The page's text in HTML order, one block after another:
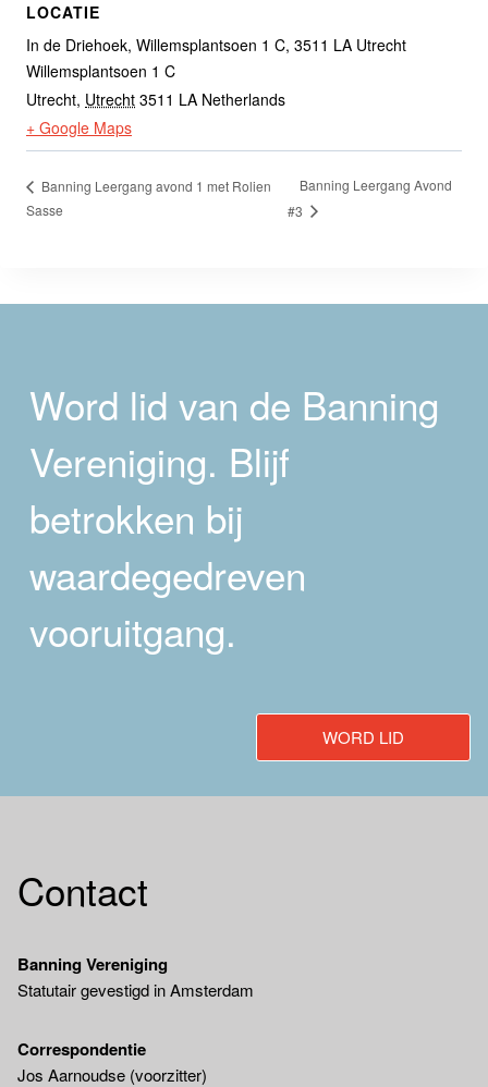
LOCATIE
In de Driehoek, Willemsplantsoen 1 C, 3511 LA Utrecht
Willemsplantsoen 1 C
Utrecht, Utrecht 3511 LA Netherlands
+ Google Maps
Banning Leergang avond 1 met Rolien
Sasse
Banning Leergang Avond
#3
Word lid van de Banning
Vereniging. Blijf
betrokken bij
waardegedreven
vooruitgang.
WORD LID
Contact
Banning Vereniging
Statutair gevestigd in Amsterdam
Correspondentie
Jos Aarnoudse (voorzitter)